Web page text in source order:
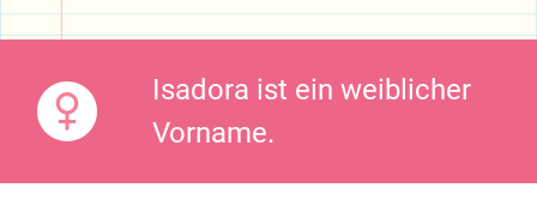
Isadora ist ein weiblicher
Vorname.